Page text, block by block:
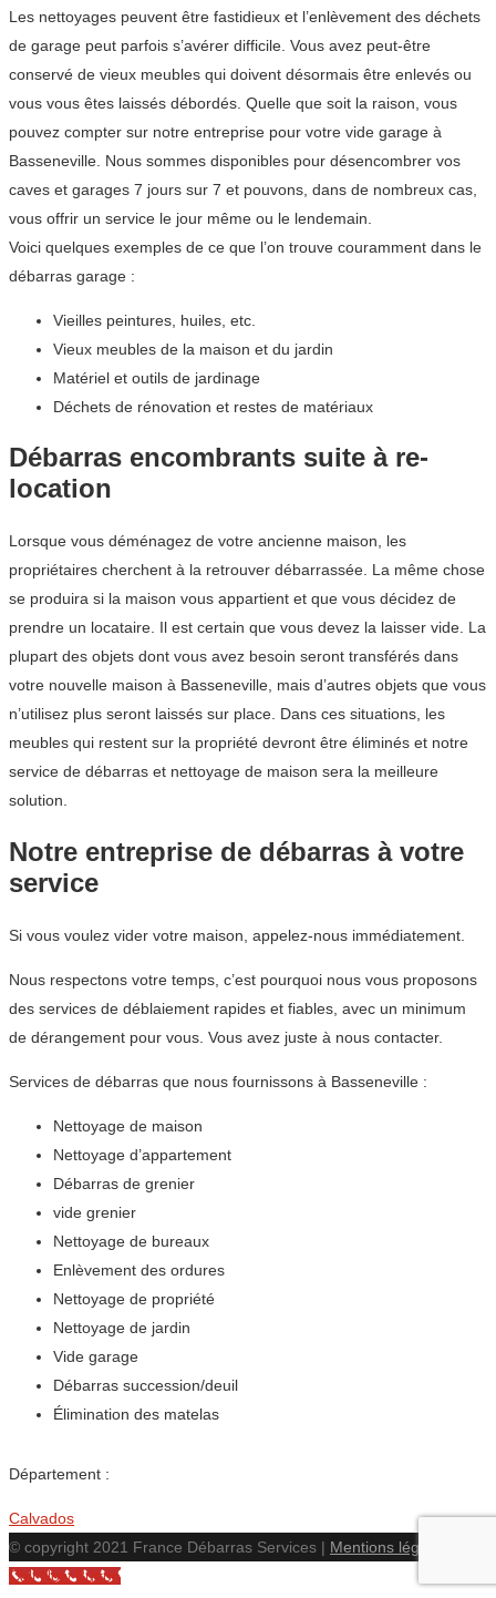
Les nettoyages peuvent être fastidieux et l’enlèvement des déchets
de garage peut parfois s’avérer difficile. Vous avez peut-être
conservé de vieux meubles qui doivent désormais être enlevés ou
vous vous êtes laissés débordés. Quelle que soit la raison, vous
pouvez compter sur notre entreprise pour votre vide garage à
Basseneville. Nous sommes disponibles pour désencombrer vos
caves et garages 7 jours sur 7 et pouvons, dans de nombreux cas,
vous offrir un service le jour même ou le lendemain.
Voici quelques exemples de ce que l’on trouve couramment dans le
débarras garage :
Vieilles peintures, huiles, etc.
Vieux meubles de la maison et du jardin
Matériel et outils de jardinage
Déchets de rénovation et restes de matériaux
Débarras encombrants suite à re-
location
Lorsque vous déménagez de votre ancienne maison, les
propriétaires cherchent à la retrouver débarrassée. La même chose
se produira si la maison vous appartient et que vous décidez de
prendre un locataire. Il est certain que vous devez la laisser vide. La
plupart des objets dont vous avez besoin seront transférés dans
votre nouvelle maison à Basseneville, mais d’autres objets que vous
n’utilisez plus seront laissés sur place. Dans ces situations, les
meubles qui restent sur la propriété devront être éliminés et notre
service de débarras et nettoyage de maison sera la meilleure
solution.
Notre entreprise de débarras à votre
service
Si vous voulez vider votre maison, appelez-nous immédiatement.
Nous respectons votre temps, c’est pourquoi nous vous proposons
des services de déblaiement rapides et fiables, avec un minimum
de dérangement pour vous. Vous avez juste à nous contacter.
Services de débarras que nous fournissons à Basseneville :
Nettoyage de maison
Nettoyage d’appartement
Débarras de grenier
vide grenier
Nettoyage de bureaux
Enlèvement des ordures
Nettoyage de propriété
Nettoyage de jardin
Vide garage
Débarras succession/deuil
Élimination des matelas
Département :
Calvados
© copyright 2021 France Débarras Services | Mentions légales
Call Now Button